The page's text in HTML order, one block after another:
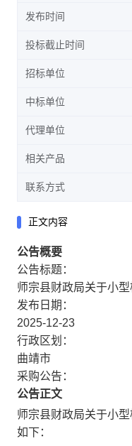
发布时间
投标截止时间
招标单位
中标单位
代理单位
相关产品
联系方式
正文内容
公告概要
公告标题：
师宗县财政局关于小
发布日期：
2025-12-23
行政区划：
曲靖市
采购公告：
公告正文
师宗县财政局关于小
如下：